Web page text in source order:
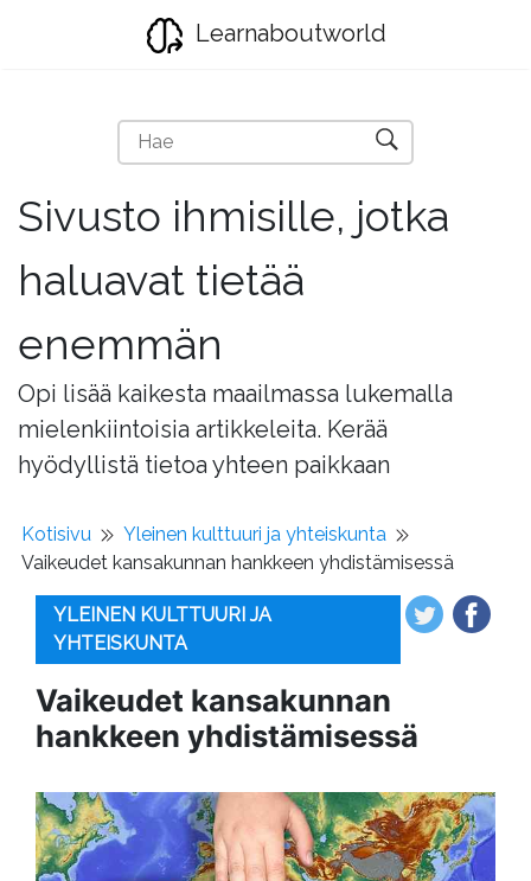
Learnaboutworld
Sivusto ihmisille, jotka
haluavat tietää
enemmän
Opi lisää kaikesta maailmassa lukemalla
mielenkiintoisia artikkeleita. Kerää
hyödyllistä tietoa yhteen paikkaan
Kotisivu
Yleinen kulttuuri ja yhteiskunta
Vaikeudet kansakunnan hankkeen yhdistämisessä
YLEINEN KULTTUURI JA
YHTEISKUNTA
Vaikeudet kansakunnan
hankkeen yhdistämisessä